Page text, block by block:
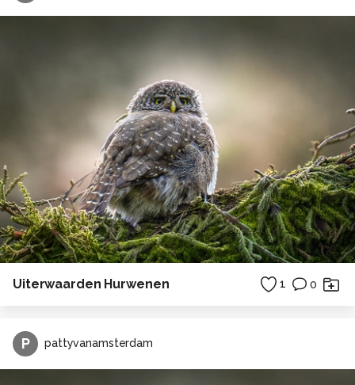
Uiterwaarden Hurwenen 1 0
P pattyvanamsterdam